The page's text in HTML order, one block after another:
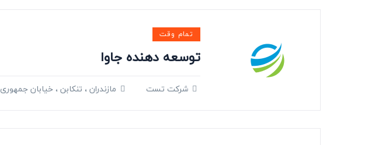
تمام وقت
توسعه دهنده جاوا
شرکت تست مازندران ، تنکابن ، خیابان جمهوری